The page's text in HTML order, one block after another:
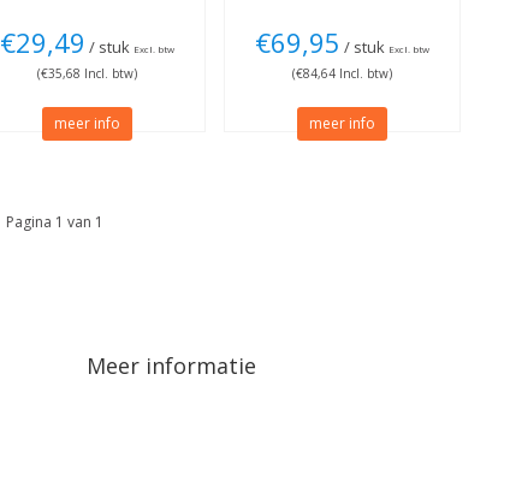
€29,49 / stuk Excl. btw
(€35,68 Incl. btw)
meer info
€69,95 / stuk Excl. btw
(€84,64 Incl. btw)
meer info
Pagina 1 van 1
Meer informatie